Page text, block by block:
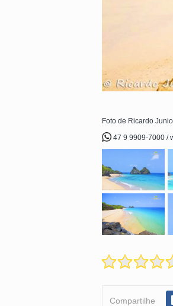
Foto de Ricardo
47 9 9909-7000 /
Compartilhe